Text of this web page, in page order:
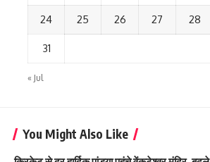
24 25 26 27 28
31
« Jul
You Might Also Like